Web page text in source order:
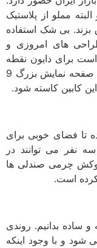
مملو از پلاستیک
بی شک استفاده
های امروزی و
برای دایون نقطه
منفی محسوب شود. اگرچه استفاده از یک صفحه نمایش بزرگ 9
کابین کاسته شود.
تا فضای خوبی برای
نفر می توانند در
چرمی صندلی ها
است.
ساده بدانیم. روندی
شود و با وجود اینکه